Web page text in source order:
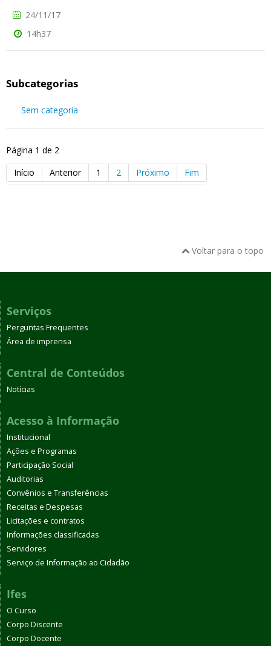
24/11/17
14h37
Subcategorias
Sem categoria
Página 1 de 2
Início
Anterior 1 2 Próximo Fim
Voltar para o topo
Serviços
Perguntas Frequentes
Área de imprensa
Central de Conteúdos
Notícias
Acesso à Informação
Institucional
Ações e Programas
Participação Social
Auditorias
Convênios e Transferências
Receitas e Despesas
Licitações e contratos
Informações classificadas
Servidores
Serviço de Informação ao Cidadão
Ifes
O Curso
Corpo Discente
Corpo Docente